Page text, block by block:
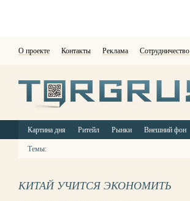
О проекте Контакты Реклама Сотрудничество
Картина дня Ритейл Рынки Внешний фон
Темы:
КИТАЙ УЧИТСЯ ЭКОНОМИТЬ